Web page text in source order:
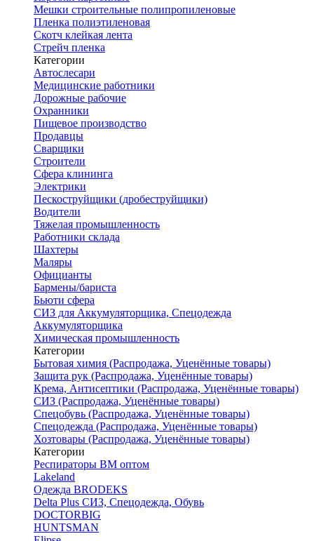
Мешки строительные полипропиленовые
Пленка полиэтиленовая
Скотч клейкая лента
Стрейч пленка
Категории
Автослесари
Медицинские работники
Дорожные рабочие
Охранники
Пищевое производство
Продавцы
Сварщики
Строители
Сфера клининга
Электрики
Пескоструйщики (дробеструйщики)
Водители
Тяжелая промышленность
Работники склада
Шахтеры
Маляры
Официанты
Бармены/бариста
Бьюти сфера
СИЗ для Аккумуляторщика, Спецодежда
Аккумуляторщика
Химическая промышленность
Категории
Бытовая химия (Распродажа, Уценённые товары)
Защита рук (Распродажа, Уценённые товары)
Крема, Антисептики (Распродажа, Уценённые товары)
СИЗ (Распродажа, Уценённые товары)
Спецобувь (Распродажа, Уценённые товары)
Спецодежда (Распродажа, Уценённые товары)
Хозтовары (Распродажа, Уценённые товары)
Категории
Респираторы ВМ оптом
Lakeland
Одежда BRODEKS
Delta Plus СИЗ, Спецодежда, Обувь
DOCTORBIG
HUNTSMAN